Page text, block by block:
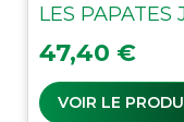
LES
Prix
47,40 €
VOIR LE